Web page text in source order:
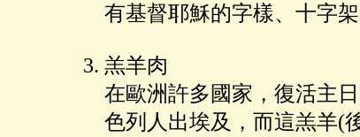
有基督耶穌的字樣、十字
羔羊肉
在歐洲許多國家，復活主
色列人出埃及，而這羔羊(